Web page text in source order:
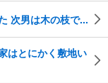
次男は木の枝で...
はとにかく敷地い